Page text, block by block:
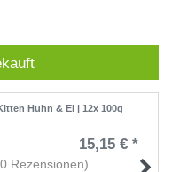
Huhn & Ei | 12x 100g
15,15 € *
Rezensionen)